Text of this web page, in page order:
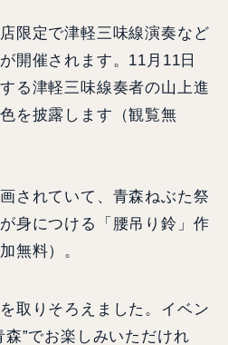
限定で津軽三味線演奏など
開催されます。11月11日
る津軽三味線奏者の山上進
を披露します（観覧無
されていて、青森ねぶた祭
身につける「腰吊り鈴」作
無料）。
取りそろえました。イベン
森”でお楽しみいただけれ